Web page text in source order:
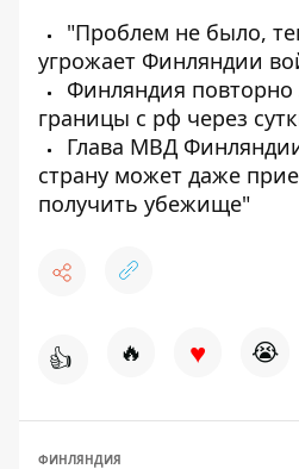
"Проблем не было,
угрожает Финляндии
Финляндия повторно
границы с рф через
Глава МВД
страну может даже
получить убежище"
👍 🔥 ♥ 😭
ФИНЛЯНДИЯ